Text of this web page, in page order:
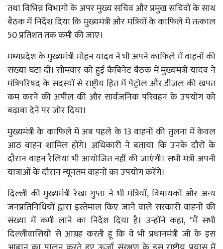
तथा विभिन्न विभागों के अपर मुख्य सचिव और प्रमुख सचिवों के साथ
बैठक में निर्देश दिया कि मुख्यमंत्री और मंत्रियों के काफिले में तत्काल
50 प्रतिशत तक कमी की जाए।
मध्यप्रदेश के मुख्यमंत्री मोहन यादव ने भी अपने काफिले में वाहनों की
संख्या घटा दी। सोमवार को हुई कैबिनेट बैठक में मुख्यमंत्री यादव ने
मंत्रिपरिषद के सदस्यों से राष्ट्रीय हित में पेट्रोल और डीजल की खपत
कम करने की अपील की और सार्वजनिक परिवहन के उपयोग को
बढ़ावा देने पर जोर दिया।
मुख्यमंत्री के काफिले में अब पहले के 13 वाहनों की तुलना में केवल
आठ वाहन शामिल होंगे। अधिकारी ने बताया कि उनके दौरों के
दौरान वाहन रैलियां भी आयोजित नहीं की जाएंगी। सभी मंत्री अपनी
यात्राओं के दौरान न्यूनतम वाहनों का उपयोग करेंगे।
दिल्ली की मुख्यमंत्री रेखा गुप्ता ने भी मंत्रियों, विधायकों और अन्य
जनप्रतिनिधियों द्वारा इस्तेमाल किए जाने वाले सरकारी वाहनों की
संख्या में कमी लाने का निर्देश दिया है। उन्होंने कहा, ''मैं सभी
दिल्लीवासियों से आग्रह करती हूं कि वे भी प्रधानमंत्री जी के इस